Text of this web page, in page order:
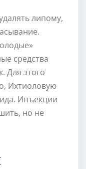
липому,
средства
Для этого
Ихтиоловую
Инъекции
но не